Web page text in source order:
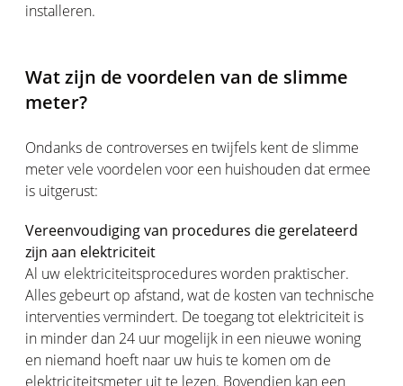
installeren.
Wat zijn de voordelen van de slimme
meter?
Ondanks de controverses en twijfels kent de slimme
meter vele voordelen voor een huishouden dat ermee
is uitgerust:
Vereenvoudiging van procedures die gerelateerd
zijn aan elektriciteit
Al uw elektriciteitsprocedures worden praktischer.
Alles gebeurt op afstand, wat de kosten van technische
interventies vermindert. De toegang tot elektriciteit is
in minder dan 24 uur mogelijk in een nieuwe woning
en niemand hoeft naar uw huis te komen om de
elektriciteitsmeter uit te lezen. Bovendien kan een